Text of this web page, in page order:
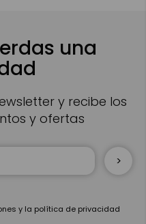
una
y recibe los
y ofertas
y la política de privacidad